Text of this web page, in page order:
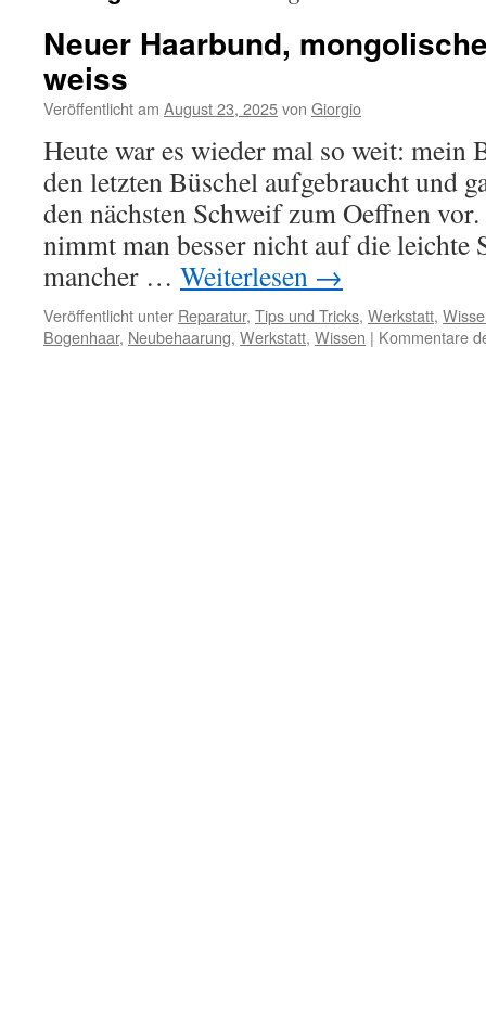
Neuer Haarbund,
weiss
Veröffentlicht am August 23, 2025von Giorgio
Heute war es wieder mal so weit: mein
den letzten Büschel aufgebraucht und
den nächsten Schweif zum Oeffnen
nimmt man besser nicht auf die leichte
mancher … Weiterlesen →
Veröffentlicht unter Reparatur, Tips und Tricks, Werkstatt,
Bogenhaar, Neubehaarung, Werkstatt, Wissen | Kommentare